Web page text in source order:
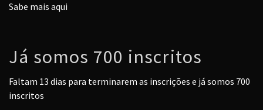
Sabe mais aqui
Já somos 700 inscritos
Faltam 13 dias para terminarem as inscrições e já somos 700
inscritos